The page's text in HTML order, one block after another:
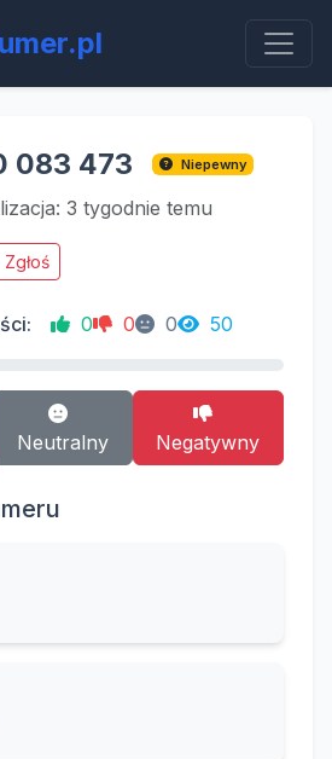
083 473 Niepewny
3 tygodnie temu
Zgłoś
0 0 0 50
Neutralny Negatywny